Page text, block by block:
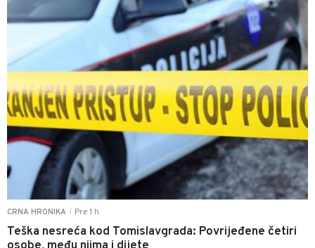
CRNA HRONIKA Pre 1 h
Teška nesreća kod Tomislavgrada: Povrijeđene četiri